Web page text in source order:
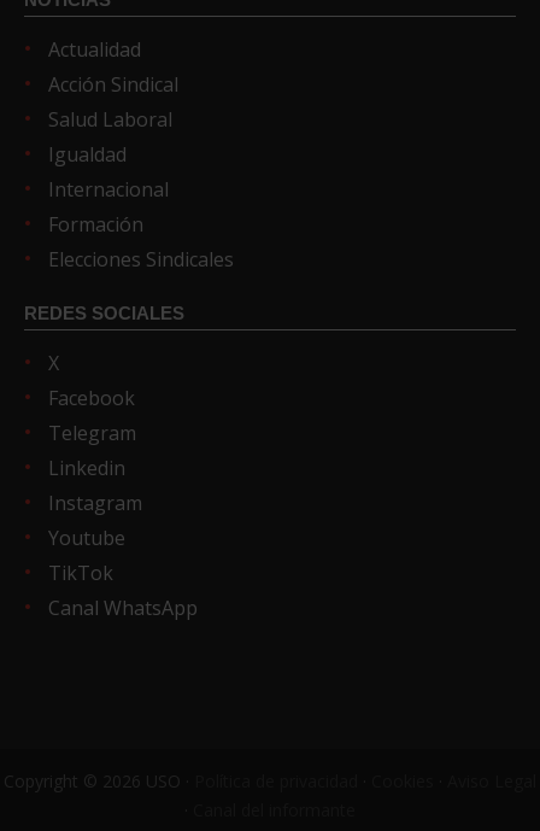
Actualidad
Acción Sindical
Salud Laboral
Igualdad
Internacional
Formación
Elecciones Sindicales
REDES SOCIALES
X
Facebook
Telegram
Linkedin
Instagram
Youtube
TikTok
Canal WhatsApp
Copyright © 2026 USO ·